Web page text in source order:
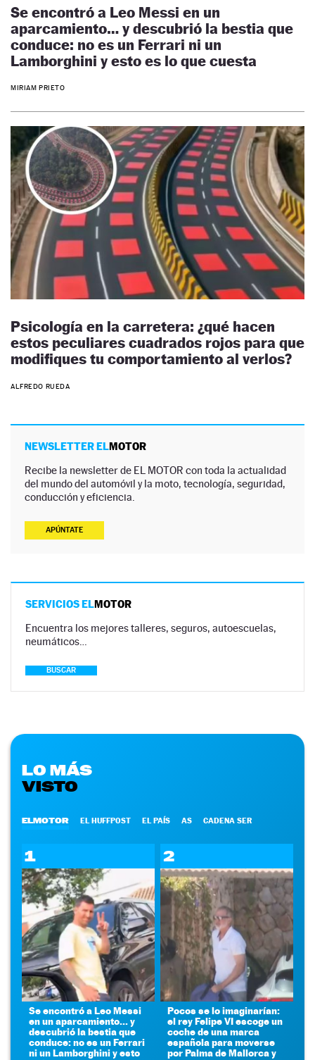
Se encontró a Leo Messi en un
aparcamiento… y descubrió la bestia que
conduce: no es un Ferrari ni un
Lamborghini y esto es lo que cuesta
MIRIAM PRIETO
Psicología en la carretera: ¿qué hacen
estos peculiares cuadrados rojos para que
modifiques tu comportamiento al verlos?
ALFREDO RUEDA
NEWSLETTER ELMOTOR
Recibe la newsletter de EL MOTOR con toda la actualidad
del mundo del automóvil y la moto, tecnología, seguridad,
conducción y eficiencia.
APÚNTATE
SERVICIOS ELMOTOR
Encuentra los mejores talleres, seguros, autoescuelas,
neumáticos…
BUSCAR
LO MÁS
VISTO
ELMOTOR EL HUFFPOST EL PAÍS AS CADENA SER
1
Se encontró a Leo Messi
en un aparcamiento... y
descubrió la bestia que
conduce: no es un Ferrari
ni un Lamborghini y esto
2
Pocos se lo imaginarían:
el rey Felipe VI escoge un
coche de una marca
española para moverse
por Palma de Mallorca y